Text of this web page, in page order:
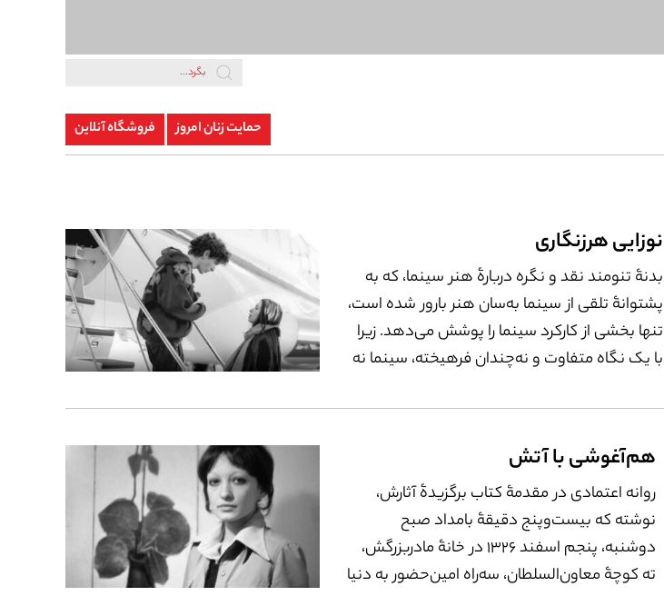
حمایت زنان امروز فروشگاه آنلاین
نوزایی هرزنگاری
بدنۀ تنومند نقد و نگره دربارۀ هنر سینما، که به
پشتوانۀ تلقی از سینما به‌‌سان هنر بارور شده است،
تنها بخشی از کارکرد سینما را پوشش می‌‌دهد. زیرا
با یک نگاه متفاوت و نه‌چندان فرهیخته، سینما نه
غیرهنری کاربران (بینندگان)؛ فیلم‌های خبری،
سرگرم‌کننده، تبلیغاتی، آموزشی و ازاین‌دستْ
مصداق‌‌هایی برای این نوع کاربری سینما هستند.
هم‏‌آغوشی با آتش
روانه اعتمادی در مقدمۀ کتاب برگزیدۀ آثارش،
نوشته که بیست‌وپنج دقیقۀ بامداد صبح
دوشنبه، پنجم اسفند ۱۳۲۶ در خانۀ مادربزرگش،
ته کوچۀ معاون‌السلطان، سه‌راه امین‌حضور به دنیا